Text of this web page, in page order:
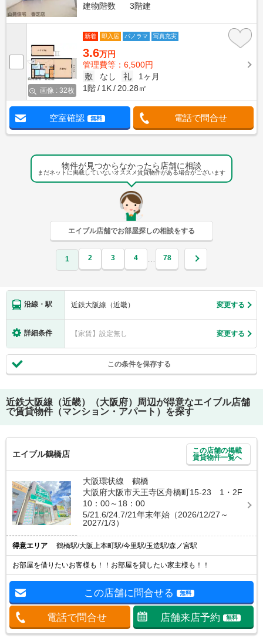
建物階数
3階建
画像 : 32枚
新着 即入居 パノラマ 写真充実
3.6万円
管理費等：6,500円
敷
なし 礼
1ヶ月
1階
1K 20.28㎡
空室確認 無料 電話で問合せ
物件が見つからなかったら店舗に相談
まだネットに掲載していないオススメ賃貸物件がある場合がございます
エイブル店舗でお部屋探しの相談をする
1 2 3 4 … 78
沿線・駅 近鉄大阪線（近畿） 変更する
詳細条件 【家賃】設定無し 変更する
この条件を保存する
近鉄大阪線（近畿）（大阪府）
周辺が得意なエイブル店舗
で賃貸物件（マンション・アパート）を探す
エイブル鶴橋店
この店舗の掲載
賃貸物件一覧へ
大阪環状線 鶴橋
大阪府大阪市天王寺区舟橋町15-23 1・2F
10：00～18：00
5/21.6/24.7/21年末年始（2026/12/27～
2027/1/3）
得意エリア 鶴橋駅/大阪上本町駅/今里駅/玉造駅/森ノ宮駅
お部屋を借りたいお客様も！！お部屋を貸したい家主様も！！
この店舗に問合せる 無料
電話で問合せ 店舗来店予約 無料